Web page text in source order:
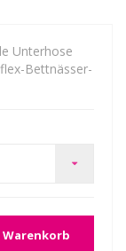
Unterhose
Bettnässer-
Warenkorb